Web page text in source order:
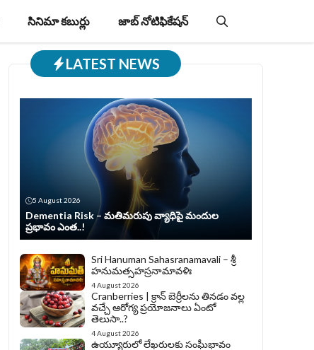
సినిమా కబుర్లు జాబ్‌ నోటిఫికేషన్‌
LATEST NEWS
5 August 2026
Dementia Risk – మతిమరుపు వ్యాధిపై మందుల
ప్రభావం ఎంత..!
Sri Hanuman Sahasranamavali – శ్రీ
హనుమత్సహస్రనామావళిః
4 August 2026
Cranberries | క్రాన్ బెర్రీల‌ను తిన‌డం వ‌ల్ల
వచ్చే ఆరోగ్య ప్రయోజనాలు ఏంటో
తెలుసా..?
4 August 2026
ఉయ్యూరులో లేఖరులకు సంఘీభావం